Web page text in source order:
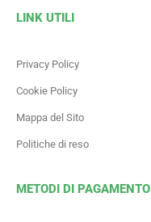
LINK UTILI
Privacy Policy
Cookie Policy
Mappa del Sito
Politiche di reso
METODI DI PAGAMENTO